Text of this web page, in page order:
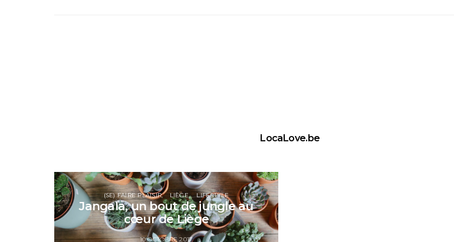
LocaLove.be
(SE) FAIRE PLAISIR LIÈGE LIFESTYLE
Jangala, un bout de jungle au
cœur de Liège
10 OCTOBRE 2017